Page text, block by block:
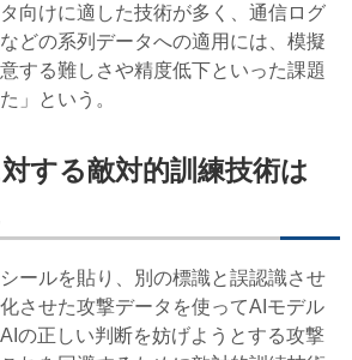
向けに適した技術が多く、通信ログ
どの系列データへの適用には、模擬
する難しさや精度低下といった課題
」という。
する敵対的訓練技術は
ールを貼り、別の標識と誤認識させ
させた攻撃データを使ってAIモデル
の正しい判断を妨げようとする攻撃